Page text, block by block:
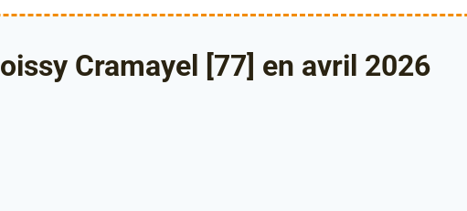
Cramayel [77] en avril 2026